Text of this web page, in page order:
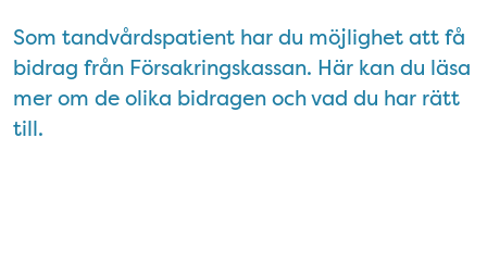
Som tandvårdspatient har du möjlighet att få
bidrag från Försakringskassan. Här kan du läsa
mer om de olika bidragen och vad du har rätt
till.